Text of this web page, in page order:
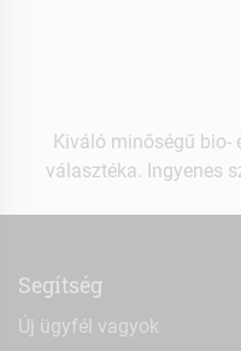
Kiváló minőségű bio-
választéka. Ingyenes
Segítség
Új ügyfél vagyok